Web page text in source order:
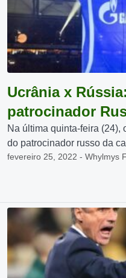
Ucrânia x
patrocinador
Na última quinta-feira (24),
do patrocinador russo da
fevereiro 25, 2022 - Whylmys